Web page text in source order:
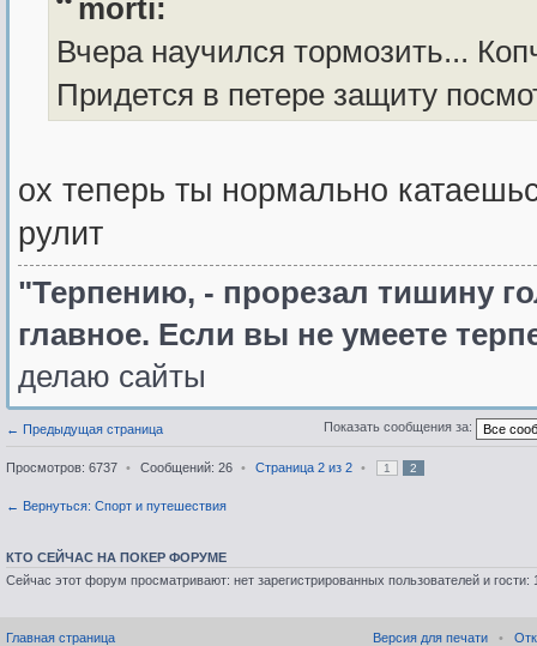
morti:
Вчера научился тормозить...
Придется в петере защиту
ох теперь ты нормально
рулит
"Терпению, - прорезал тишину
главное. Если вы не умеете
делаю сайты
← Предыдущая страница Показать сообщения за:
Просмотров: 6737 • Сообщений: 26 • Страница 2из 2 • 1 2
← Вернуться: Спорт и путешествия
КТО СЕЙЧАС НА ПОКЕР ФОРУМЕ
Сейчас этот форум просматривают: нет зарегистрированных пользователей и гости:
Главная страница •
Версия для печати